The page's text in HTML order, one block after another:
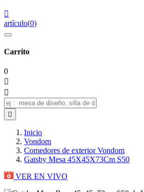

artículo(0)
Carrito
0



Inicio
Vondom
Comedores de exterior Vondom
Gatsby Mesa 45X45X73Cm S50
VER EN VIVO